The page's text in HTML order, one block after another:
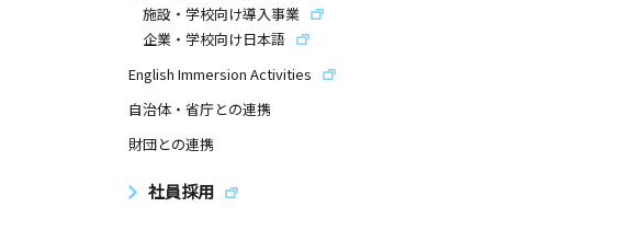
施設・学校向け導入事業
企業・学校向け日本語
English Immersion Activities
自治体・省庁との連携
財団との連携
社員採用